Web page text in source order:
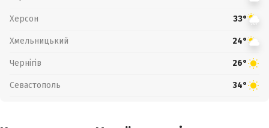
Херсон 33°
Хмельницький 24°
Чернігів 26°
Севастополь 34°